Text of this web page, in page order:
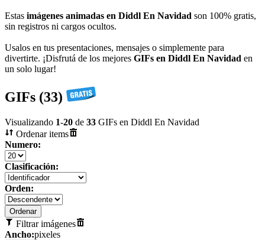
Estas imágenes animadas en Diddl En Navidad son 100% gratis,
sin registros ni cargos ocultos.
Usalos en tus presentaciones, mensajes o simplemente para
divertirte. ¡Disfrutá de los mejores GIFs en Diddl En Navidad en
un solo lugar!
GIFs (33)
Visualizando 1-20 de 33 GIFs en Diddl En Navidad
Ordenar items
Numero:
Clasificación:
Orden:
Filtrar imágenes
Ancho:pixeles